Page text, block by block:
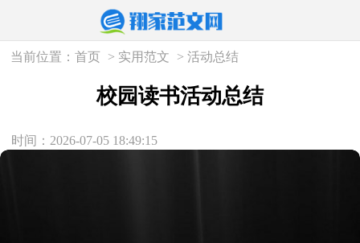
当前位置：首页 > 实用范文 >活动总结
校园读书活动总结
时间：2026-07-05 18:49:15